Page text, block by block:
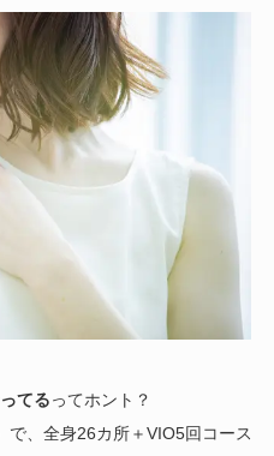
商品を見る
てるってホント？
、全身26カ所＋VIO5回コース